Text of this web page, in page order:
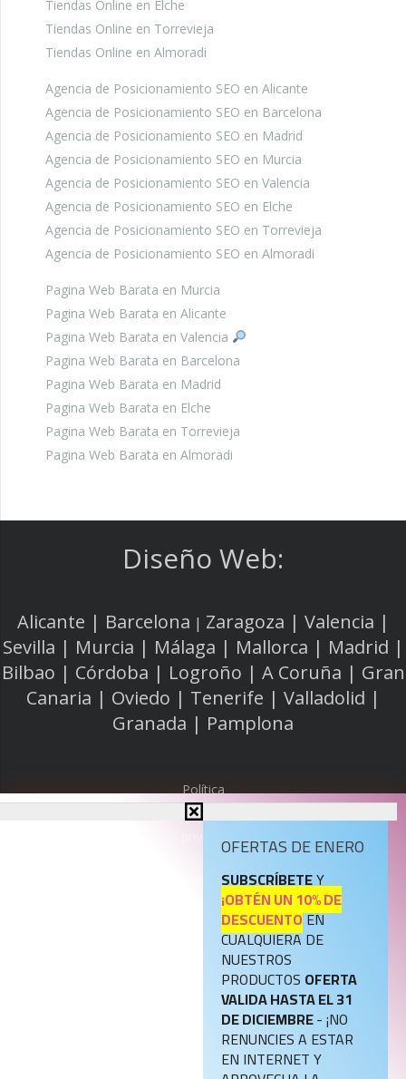
OFERTAS DE ENERO
SUBSCRÍBETEY
¡OBTÉN UN 10% DE
DESCUENTOEN
CUALQUIERA DE
NUESTROS
PRODUCTOS OFERTA
VALIDA HASTA EL 31
DE DICIEMBRE- ¡NO
RENUNCIES A ESTAR
EN INTERNET Y
Tiendas Online en Elche
Tiendas Online en Torrevieja
Tiendas Online en Almoradi
Agencia de Posicionamiento SEO en Alicante
Agencia de Posicionamiento SEO en Barcelona
Agencia de Posicionamiento SEO en Madrid
Agencia de Posicionamiento SEO en Murcia
Agencia de Posicionamiento SEO en Valencia
Agencia de Posicionamiento SEO en Elche
Agencia de Posicionamiento SEO en Torrevieja
Agencia de Posicionamiento SEO en Almoradi
Pagina Web Barata en Murcia
Pagina Web Barata en Alicante
Pagina Web Barata en Valencia
Pagina Web Barata en Barcelona
Pagina Web Barata en Madrid
Pagina Web Barata en Elche
Pagina Web Barata en Torrevieja
Pagina Web Barata en Almoradi
Diseño Web:
Alicante | Barcelona | Zaragoza | Valencia |
Sevilla | Murcia | Málaga | Mallorca | Madrid |
Bilbao | Córdoba | Logroño | A Coruña | Gran
Canaria | Oviedo | Tenerife | Valladolid |
Granada | Pamplona
Política
Política
de
cookies
Aviso
legal
Política
de